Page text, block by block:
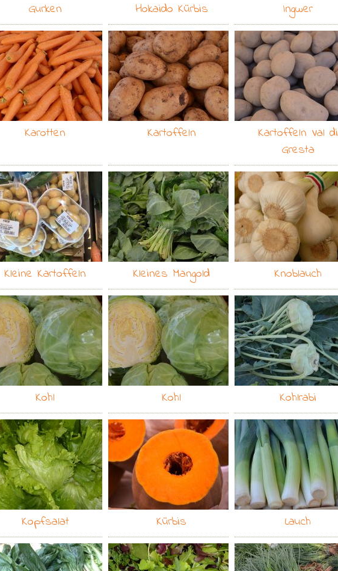
Gurken Hokaido Kürbis Ingwer
Karotten Kartoffeln
Kartoffeln Val di
Gresta
Kleine Kartoffeln Kleines Mangold Knoblauch
Kohl Kohl Kohlrabi
Kopfsalat Kürbis Lauch